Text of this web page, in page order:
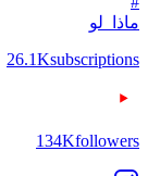
ماذا_لو
26.1Ksubscriptions
134Kfollowers